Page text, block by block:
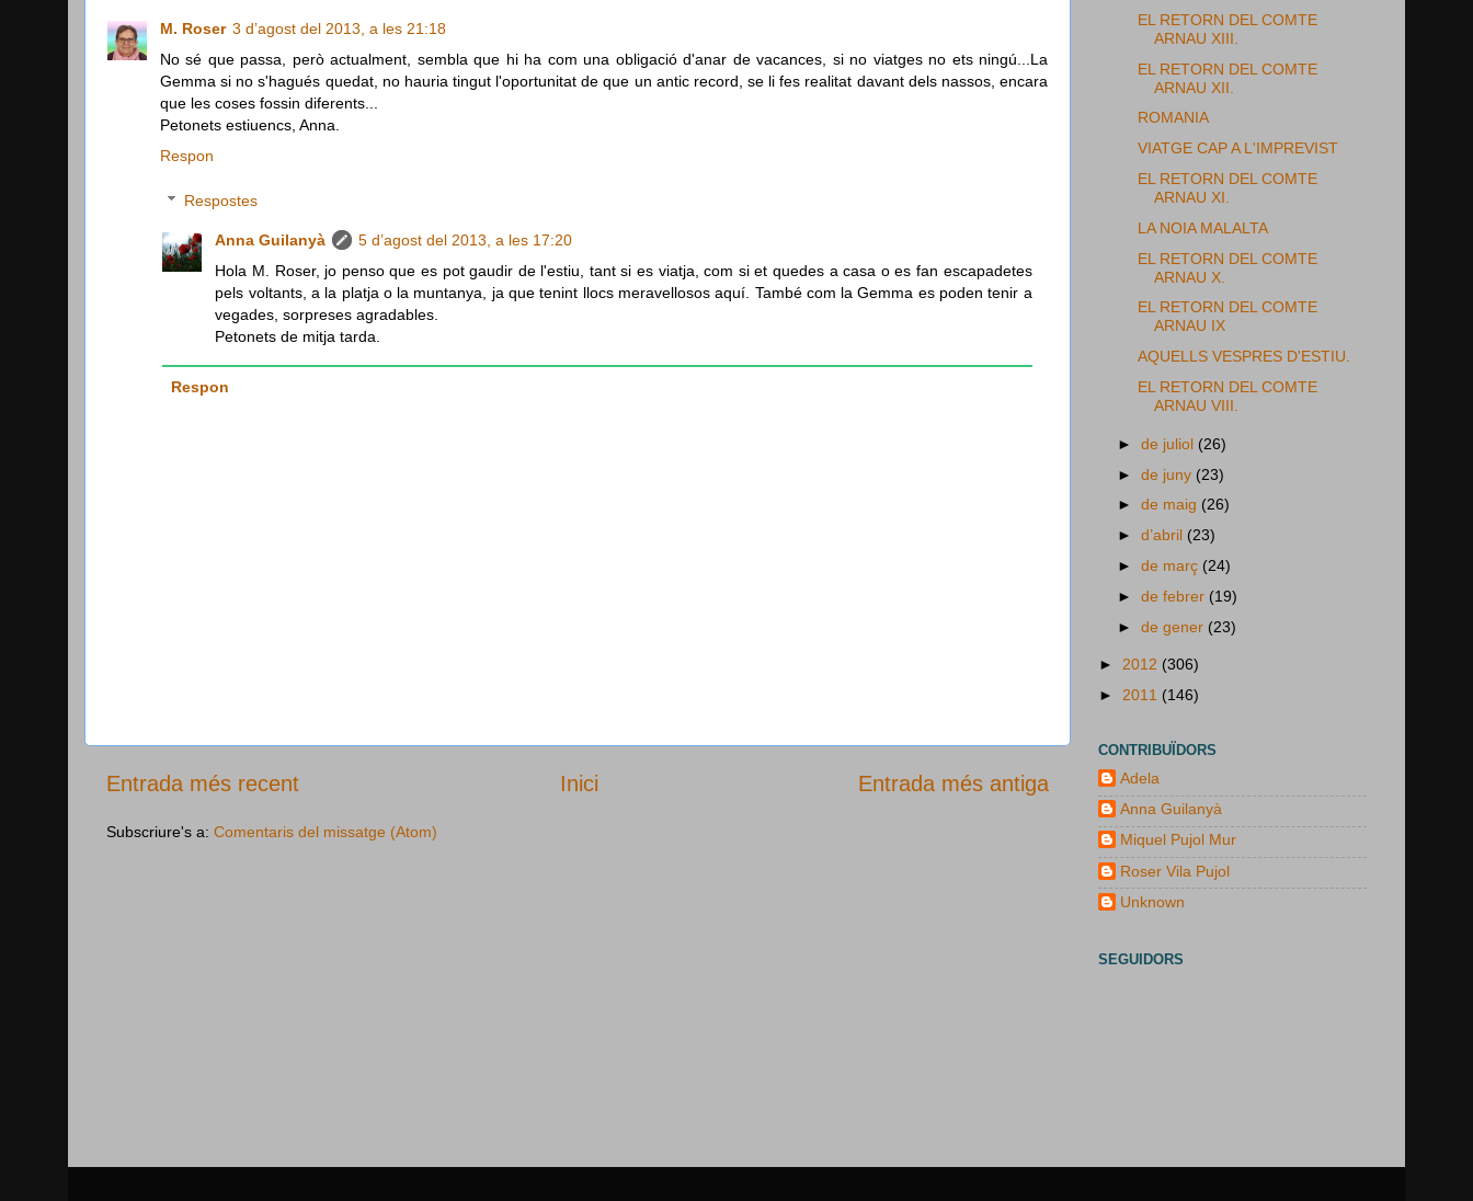
M. Roser 3 d’agost del 2013, a les 21:18
No sé que passa, però actualment, sembla que hi ha com una obligació d'anar de vacances, si no viatges no ets ningú...La
Gemma si no s'hagués quedat, no hauria tingut l'oportunitat de que un antic record, se li fes realitat davant dels nassos, encara
que les coses fossin diferents...
Petonets estiuencs, Anna.
Respon
Respostes
Anna Guilanyà
5 d’agost del 2013, a les 17:20
Hola M. Roser, jo penso que es pot gaudir de l'estiu, tant si es viatja, com si et quedes a casa o es fan escapadetes
pels voltants, a la platja o la muntanya, ja que tenint llocs meravellosos aquí. També com la Gemma es poden tenir a
vegades, sorpreses agradables.
Petonets de mitja tarda.
Respon
Entrada més recent Entrada més antiga
Inici
Subscriure's a: Comentaris del missatge (Atom)
EL RETORN DEL COMTE
ARNAU XIII.
EL RETORN DEL COMTE
ARNAU XII.
ROMANIA
VIATGE CAP A L'IMPREVIST
EL RETORN DEL COMTE
ARNAU XI.
LA NOIA MALALTA
EL RETORN DEL COMTE
ARNAU X.
EL RETORN DEL COMTE
ARNAU IX
AQUELLS VESPRES D'ESTIU.
EL RETORN DEL COMTE
ARNAU VIII.
►de juliol (26)
►de juny (23)
►de maig (26)
►d’abril (23)
►de març (24)
►de febrer (19)
►de gener (23)
► 2012 (306)
► 2011 (146)
CONTRIBUÏDORS
Adela
Anna Guilanyà
Miquel Pujol Mur
Roser Vila Pujol
Unknown
SEGUIDORS